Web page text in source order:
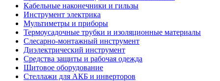
Кабельные наконечники и гильзы
Инструмент электрика
Мультиметры и приборы
Термоусадочные трубки и изоляционные материалы
Слесарно-монтажный инструмент
Диэлектрический инструмент
Средства защиты и рабочая одежда
Щитовое оборудование
Стеллажи для АКБ и инверторов